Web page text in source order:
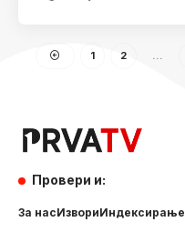
1 2 …
Провери и:
За насИзвориИндексирање